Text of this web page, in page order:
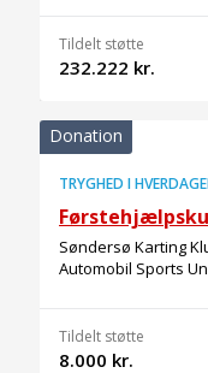
Tildelt støtte
232.222 kr.
Donation
TRYGHED I
Søndersø Karting
Automobil Sports
Tildelt støtte
8.000 kr.